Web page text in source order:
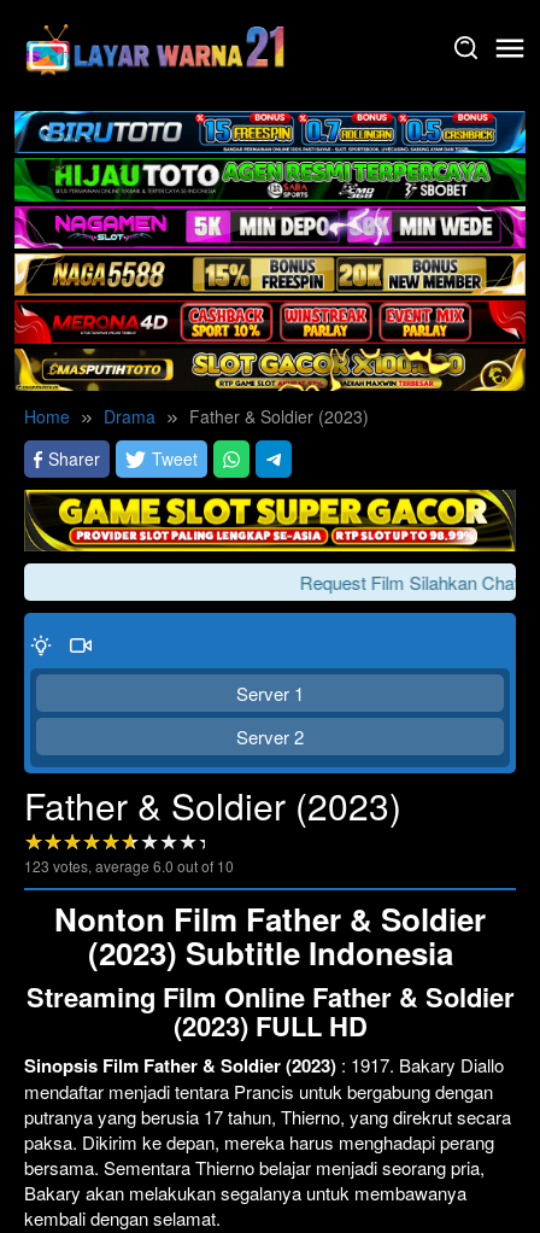
content
Home Drama
Father & Soldier (2023)
Sharer
Tweet
Request Film Silahkan Chat
Server 1
Server 2
Father & Soldier (2023)
123 votes, average 6.0 out of 10
Nonton Film Father & Soldier
(2023) Subtitle Indonesia
Streaming Film Online Father & Soldier
(2023) FULL HD
Sinopsis Film Father & Soldier (2023) : 1917. Bakary Diallo
mendaftar menjadi tentara Prancis untuk bergabung dengan
putranya yang berusia 17 tahun, Thierno, yang direkrut secara
paksa. Dikirim ke depan, mereka harus menghadapi perang
bersama. Sementara Thierno belajar menjadi seorang pria,
Bakary akan melakukan segalanya untuk membawanya
kembali dengan selamat.